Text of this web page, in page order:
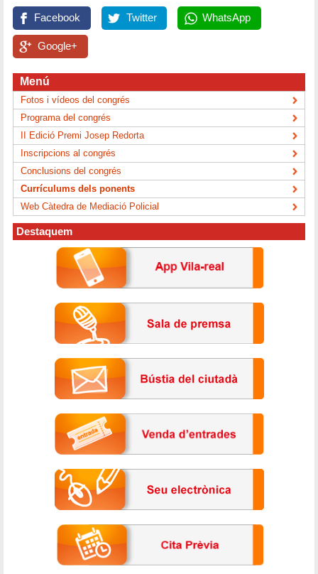
Facebook Twitter WhatsApp
Google+
Menú
Fotos i vídeos del congrés
Programa del congrés
II Edició Premi Josep Redorta
Inscripcions al congrés
Conclusions del congrés
Currículums dels ponents
Web Càtedra de Mediació Policial
Destaquem